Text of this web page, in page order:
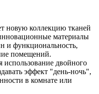
новую коллекцию тканей
материалы
и функциональность,
помещений.
использование двойного
эффект "день-ночь",
в комнате или